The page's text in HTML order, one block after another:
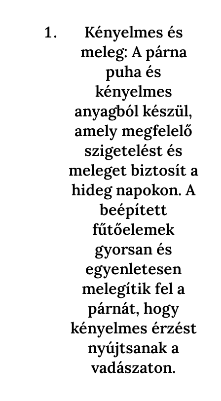
Kényelmes és
meleg: A párna
puha és
kényelmes
anyagból készül,
amely megfelelő
szigetelést és
meleget biztosít a
hideg napokon. A
beépített
fűtőelemek
gyorsan és
egyenletesen
melegítik fel a
párnát, hogy
kényelmes érzést
nyújtsanak a
vadászaton.